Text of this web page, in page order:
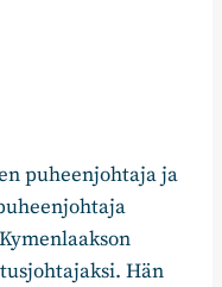
puheenjohtaja ja
Hän